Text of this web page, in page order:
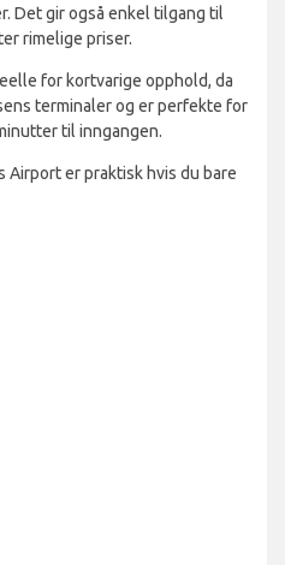
Det gir også enkel tilgang til
rimelige priser.
for kortvarige opphold, da
terminaler og er perfekte for
til inngangen.
Airport er praktisk hvis du bare